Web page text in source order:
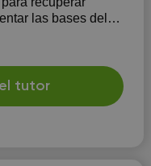
las bases del
tutor